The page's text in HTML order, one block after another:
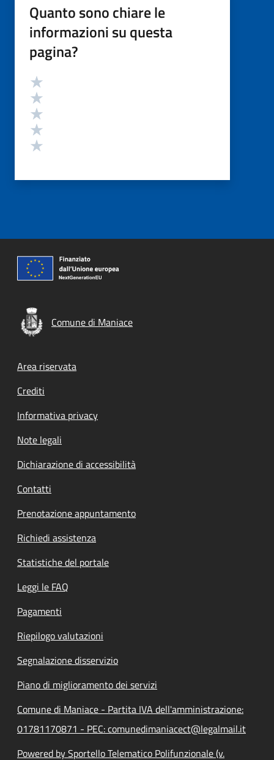
Quanto sono chiare le
informazioni su questa
pagina?
Valutazione
Comune di Maniace
Footer menu
Area riservata
Crediti
Informativa privacy
Note legali
Dichiarazione di accessibilità
Contatti
Prenotazione appuntamento
Richiedi assistenza
Statistiche del portale
Leggi le FAQ
Pagamenti
Riepilogo valutazioni
Segnalazione disservizio
Piano di miglioramento dei servizi
Comune di Maniace - Partita IVA dell'amministrazione:
01781170871 - PEC: comunedimaniacect@legalmail.it
Powered by Sportello Telematico Polifunzionale (v.